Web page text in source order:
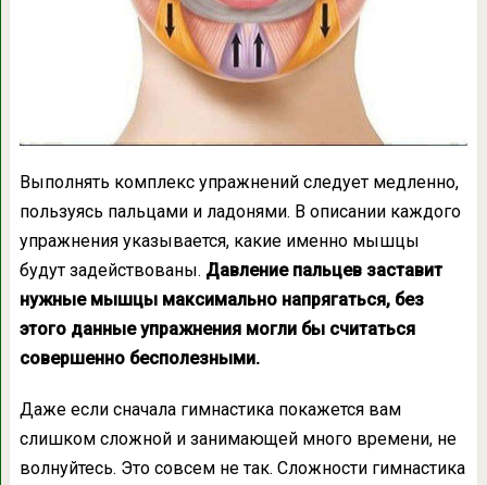
Выполнять комплекс упражнений следует медленно,
пользуясь пальцами и ладонями. В описании каждого
упражнения указывается, какие именно мышцы
будут задействованы. Давление пальцев заставит
нужные мышцы максимально напрягаться, без
этого данные упражнения могли бы считаться
совершенно бесполезными.
Даже если сначала гимнастика покажется вам
слишком сложной и занимающей много времени, не
волнуйтесь. Это совсем не так. Сложности гимнастика